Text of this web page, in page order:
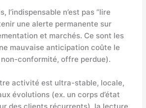
l’indispensable n’est pas “lire
une alerte permanente sur
et marchés. Ce sont les
mauvaise anticipation coûte le
conformité, offre perdue).
activité est ultra-stable, locale,
évolutions (ex. un corps d’état